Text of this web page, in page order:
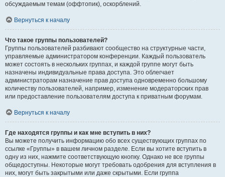
обсуждаемым темам (оффтопик), оскорблений.
Вернуться к началу
Что такое группы пользователей?
Группы пользователей разбивают сообщество на структурные части,
управляемые администратором конференции. Каждый пользователь
может состоять в нескольких группах, и каждой группе могут быть
назначены индивидуальные права доступа. Это облегчает
администраторам назначение прав доступа одновременно большому
количеству пользователей, например, изменение модераторских прав
или предоставление пользователям доступа к приватным форумам.
Вернуться к началу
Где находятся группы и как мне вступить в них?
Вы можете получить информацию обо всех существующих группах по
ссылке «Группы» в вашем личном разделе. Если вы хотите вступить в
одну из них, нажмите соответствующую кнопку. Однако не все группы
общедоступны. Некоторые могут требовать одобрения для вступления в
них, могут быть закрытыми или даже скрытыми. Если группа